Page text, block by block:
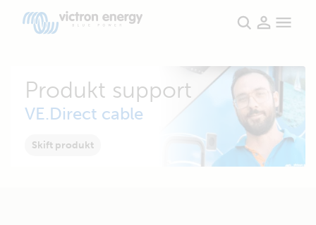
Produkt support
VE.Direct cable
Skift produkt